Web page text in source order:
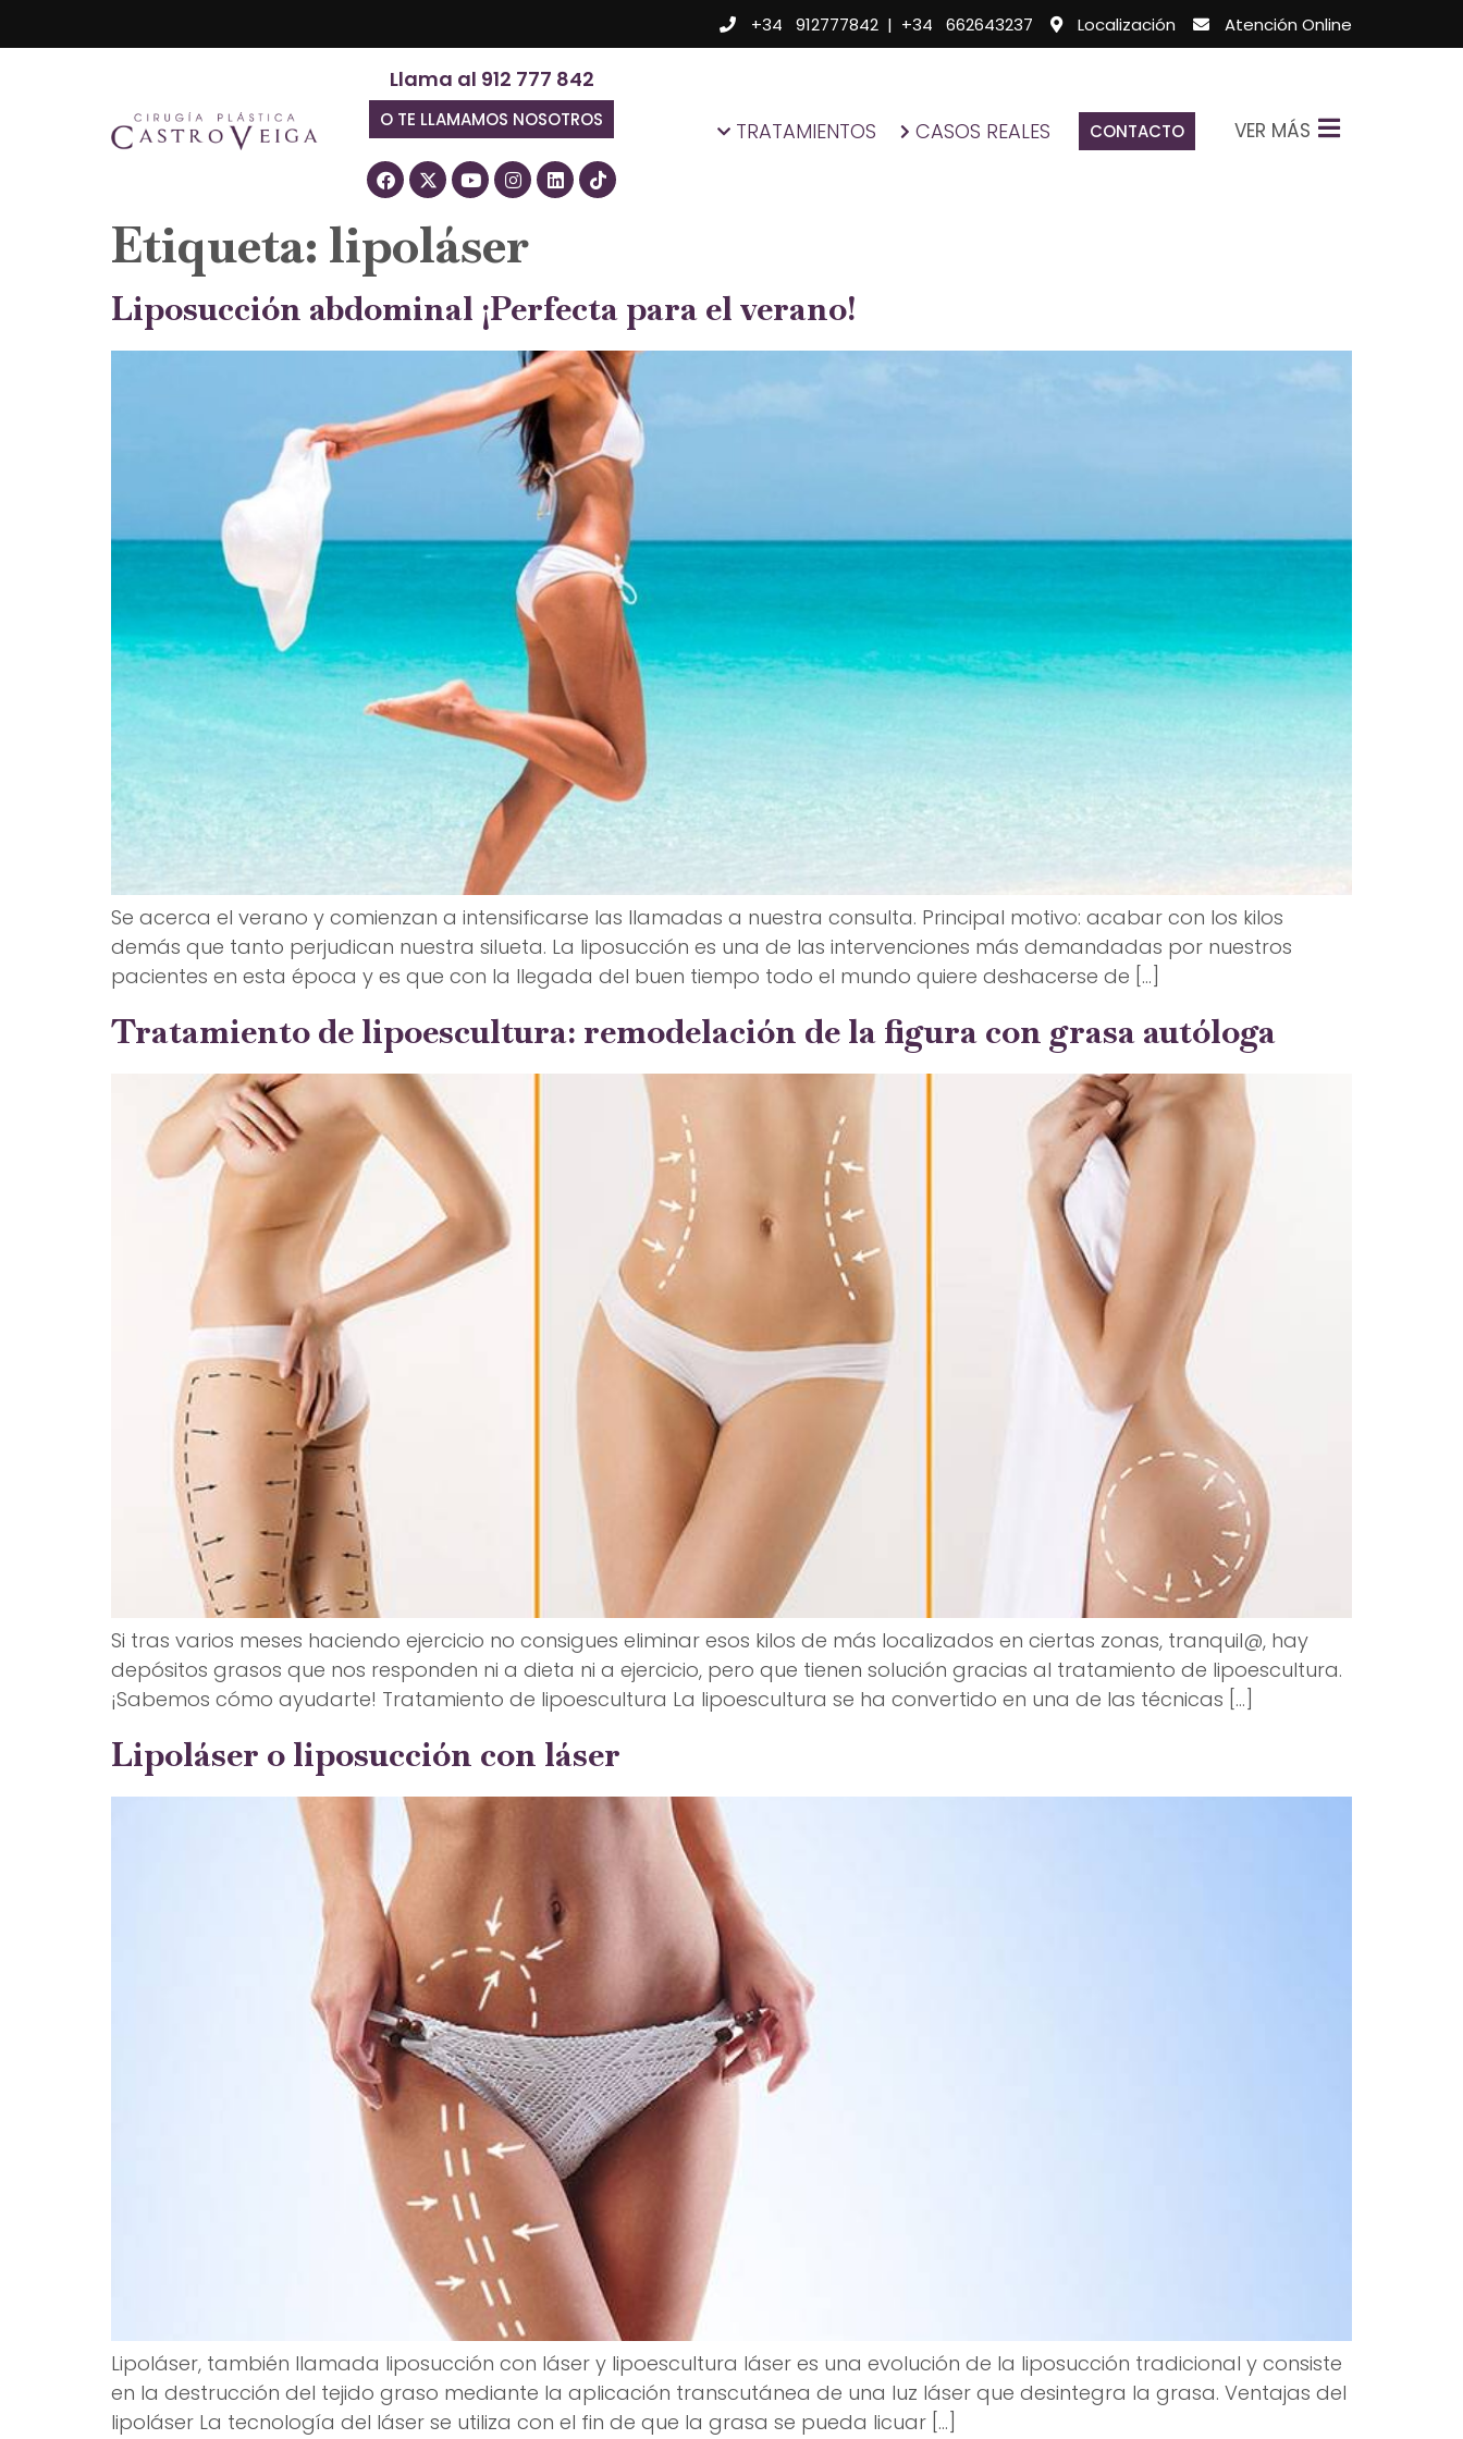
+34 912777842 | +34 662643237 Localización Atención Online
Llama al 912 777 842
O TE LLAMAMOS NOSOTROS TRATAMIENTOS CASOS REALES CONTACTO VER MÁS
Etiqueta: lipoláser
Liposucción abdominal ¡Perfecta para el verano!
Se acerca el verano y comienzan a intensificarse las llamadas a nuestra consulta. Principal motivo: acabar con los kilos
demás que tanto perjudican nuestra silueta. La liposucción es una de las intervenciones más demandadas por nuestros
pacientes en esta época y es que con la llegada del buen tiempo todo el mundo quiere deshacerse de […]
Tratamiento de lipoescultura: remodelación de la figura con grasa autóloga
Si tras varios meses haciendo ejercicio no consigues eliminar esos kilos de más localizados en ciertas zonas, tranquil@, hay
depósitos grasos que nos responden ni a dieta ni a ejercicio, pero que tienen solución gracias al tratamiento de lipoescultura.
¡Sabemos cómo ayudarte! Tratamiento de lipoescultura La lipoescultura se ha convertido en una de las técnicas […]
Lipoláser o liposucción con láser
Lipoláser, también llamada liposucción con láser y lipoescultura láser es una evolución de la liposucción tradicional y consiste
en la destrucción del tejido graso mediante la aplicación transcutánea de una luz láser que desintegra la grasa. Ventajas del
lipoláser La tecnología del láser se utiliza con el fin de que la grasa se pueda licuar […]